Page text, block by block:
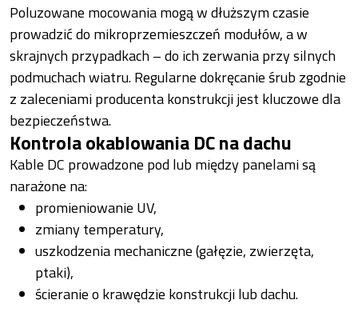
Poluzowane mocowania mogą w dłuższym czasie
prowadzić do mikroprzemieszczeń modułów, a w
skrajnych przypadkach – do ich zerwania przy silnych
podmuchach wiatru. Regularne dokręcanie śrub zgodnie
z zaleceniami producenta konstrukcji jest kluczowe dla
bezpieczeństwa.
Kontrola okablowania DC na dachu
Kable DC prowadzone pod lub między panelami są
narażone na:
promieniowanie UV,
zmiany temperatury,
uszkodzenia mechaniczne (gałęzie, zwierzęta,
ptaki),
ścieranie o krawędzie konstrukcji lub dachu.